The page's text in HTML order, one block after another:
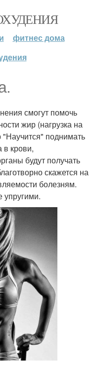
фитнес дома
смогут помочь
жир (нагрузка на
поднимать
в крови,
будут получать
скажется на
болезням.
упругими.